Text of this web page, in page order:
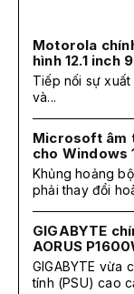
Motorola
hình 12.1 inch
Tiếp nối sự
và...
Microsoft âm
cho Windows
Khủng hoảng
phải thay đổi
GIGABYTE
AORUS
GIGABYTE vừa
tính (PSU) cao